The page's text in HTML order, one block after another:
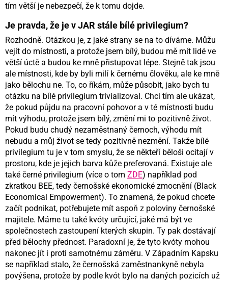
tím větší je nebezpečí, že k tomu dojde.
Je pravda, že je v JAR stále bílé privilegium?
Rozhodně. Otázkou je, z jaké strany se na to díváme. Můžu
vejít do místnosti, a protože jsem bílý, budou mě mít lidé ve
větší úctě a budou ke mně přistupovat lépe. Stejně tak jsou
ale místnosti, kde by byli milí k černému člověku, ale ke mně
jako bělochu ne. To, co říkám, může působit, jako bych tu
otázku na bílé privilegium trivializoval. Chci tím ale ukázat,
že pokud půjdu na pracovní pohovor a v té místnosti budu
mít výhodu, protože jsem bílý, změní mi to pozitivně život.
Pokud budu chudý nezaměstnaný černoch, výhodu mít
nebudu a můj život se tedy pozitivně nezmění. Takže bílé
privilegium tu je v tom smyslu, že se někteří běloši ocitají v
prostoru, kde je jejich barva kůže preferovaná. Existuje ale
také černé privilegium (více o tom ZDE) například pod
zkratkou BEE, tedy černošské ekonomické zmocnění (Black
Economical Empowerment). To znamená, že pokud chcete
začít podnikat, potřebujete mít aspoň z poloviny černošské
majitele. Máme tu také kvóty určující, jaké má být ve
společnostech zastoupení kterých skupin. Ty pak dostávají
před bělochy přednost. Paradoxní je, že tyto kvóty mohou
nakonec jít i proti samotnému záměru. V Západním Kapsku
se například stalo, že černošská zaměstnankyně nebyla
povýšena, protože by podle kvót bylo na daných pozicích už